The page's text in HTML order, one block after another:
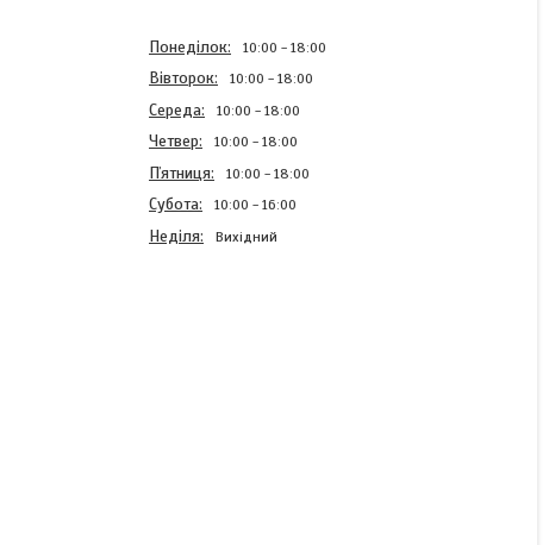
Понеділок 10:00 18:00
Вівторок 10:00 18:00
Середа 10:00 18:00
Четвер 10:00 18:00
Пʼятниця 10:00 18:00
Субота 10:00 16:00
Неділя Вихідний